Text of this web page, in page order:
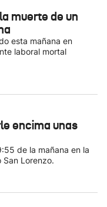
muerte de un
esta mañana en
laboral mortal
encima unas
de la mañana en la
Lorenzo.